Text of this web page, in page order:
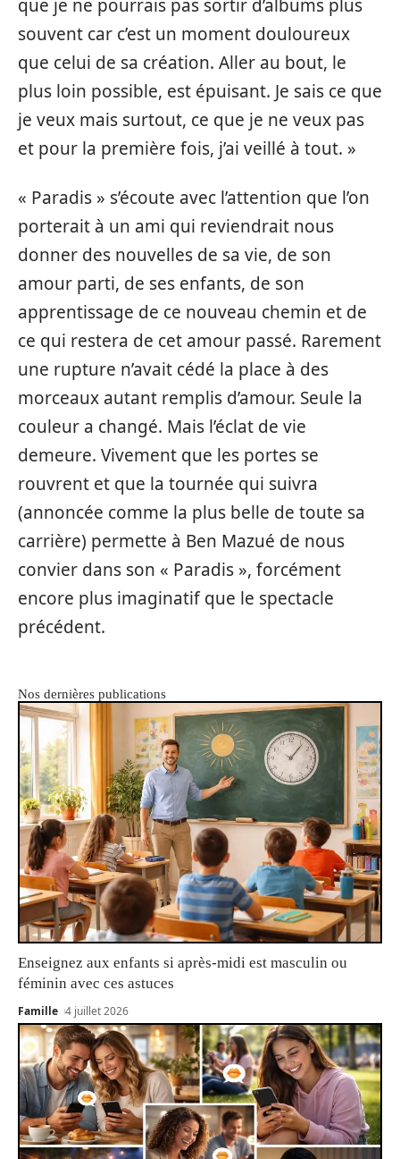
que je ne pourrais pas sortir d’albums plus
souvent car c’est un moment douloureux
que celui de sa création. Aller au bout, le
plus loin possible, est épuisant. Je sais ce que
je veux mais surtout, ce que je ne veux pas
et pour la première fois, j’ai veillé à tout. »
« Paradis » s’écoute avec l’attention que l’on
porterait à un ami qui reviendrait nous
donner des nouvelles de sa vie, de son
amour parti, de ses enfants, de son
apprentissage de ce nouveau chemin et de
ce qui restera de cet amour passé. Rarement
une rupture n’avait cédé la place à des
morceaux autant remplis d’amour. Seule la
couleur a changé. Mais l’éclat de vie
demeure. Vivement que les portes se
rouvrent et que la tournée qui suivra
(annoncée comme la plus belle de toute sa
carrière) permette à Ben Mazué de nous
convier dans son « Paradis », forcément
encore plus imaginatif que le spectacle
précédent.
Nos dernières publications
Enseignez aux enfants si après-midi est masculin ou
féminin avec ces astuces
Famille 4 juillet 2026